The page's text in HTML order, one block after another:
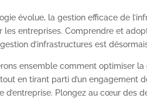
évolue, la gestion efficace de
les entreprises. Comprendre et
d’infrastructures est
ensemble comment optimiser la
en tirant parti d’un engagement
d’entreprise. Plongez au cœur des